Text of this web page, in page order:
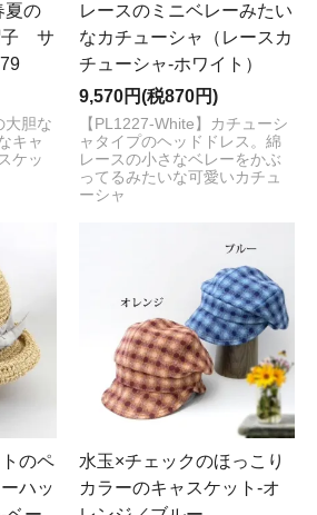
夏の
子 サ
大胆な
キャ
ケッ
レースのミニベレーみたい
なカチューシャ（レースカ
チューシャ-ホワイト）
9,570円(税870円)
【PL1227-White】カチューシ
ャタイプのヘッドドレス。綿
レースの小さなベレーをかぶ
ってるみたいな可愛いカチュ
ーシャ
のペ
ハッ
水玉×チェックのほっこり
カラーのキャスケット-オ